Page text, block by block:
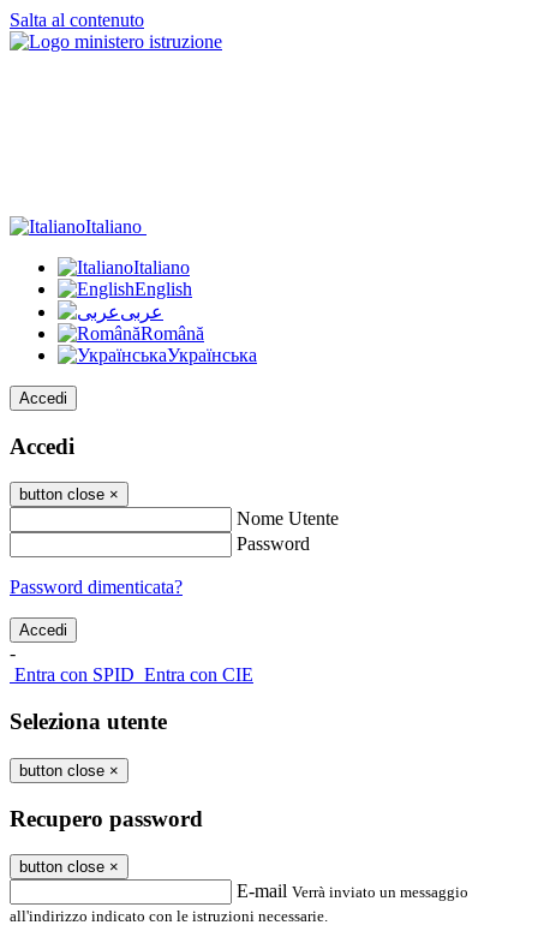
Salta al contenuto
Italiano
Italiano
English
عربى
Română
Українська
Accedi
Accedi
button close ×
Nome Utente
Password
Password dimenticata?
-
Entra con SPID Entra con CIE
Seleziona utente
button close ×
Recupero password
button close ×
E-mail Verrà inviato un messaggio
all'indirizzo indicato con le istruzioni necessarie.